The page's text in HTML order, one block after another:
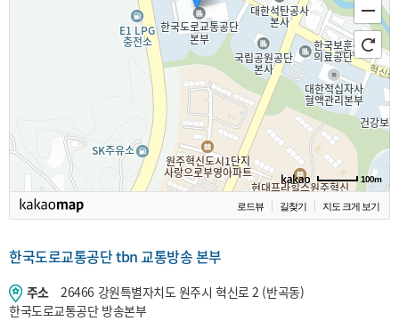
100m
로드뷰 길찾기 지도 크게 보기
한국도로교통공단 tbn 교통방송 본부
주소
26466 강원특별자치도 원주시 혁신로 2 (반곡동)
한국도로교통공단 방송본부